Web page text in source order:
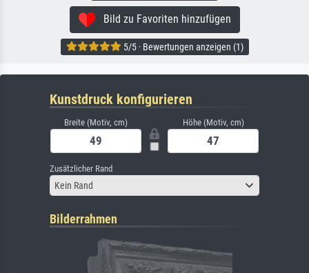
Bild zu Favoriten hinzufügen
5/5 · Bewertungen anzeigen (1)
Kunstdruck konfigurieren
Breite (Motiv, cm) Höhe (Motiv, cm)
Zusätzlicher Rand
Kein Rand
Bilderrahmen